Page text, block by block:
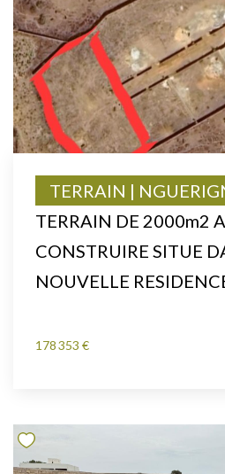
TERRAIN DE 2000m2
CONSTRUIRE SITUE
NOUVELLE
TERRAIN |
178 353 €